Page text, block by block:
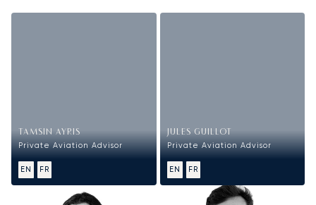
TAMSIN AYRIS
Private Aviation Advisor
EN FR
JULES GUILLOT
Private Aviation Advisor
EN FR